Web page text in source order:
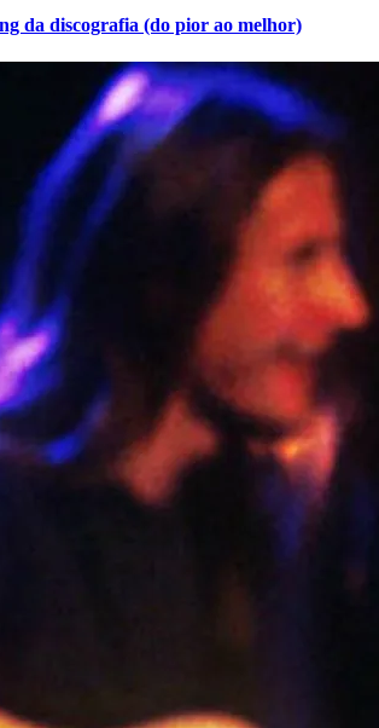
da discografia (do pior ao melhor)